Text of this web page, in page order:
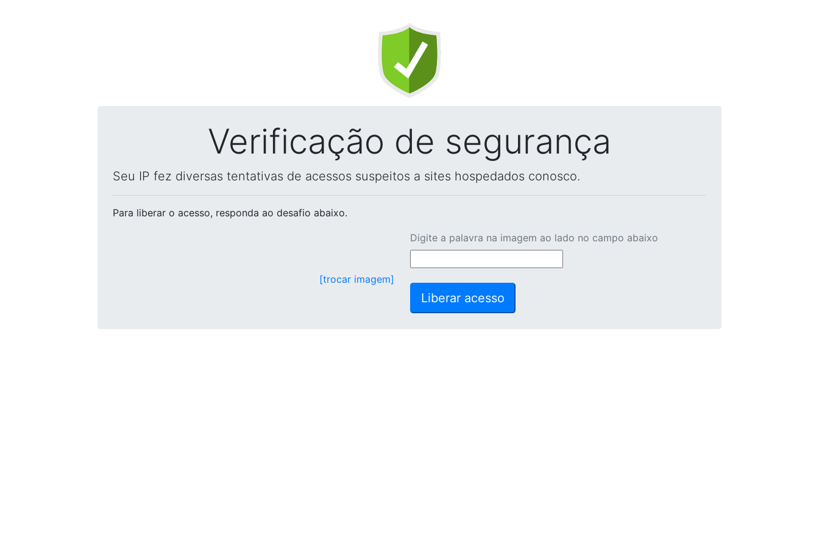
Verificação de segurança
Seu IP fez diversas tentativas de acessos suspeitos a sites hospedados conosco.
Para liberar o acesso, responda ao desafio abaixo.
[trocar imagem]
Digite a palavra na imagem ao lado no campo abaixo